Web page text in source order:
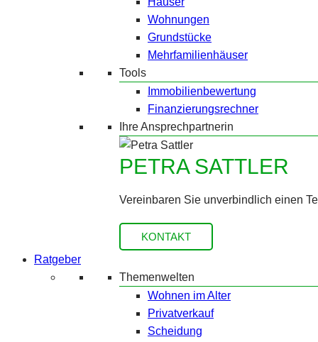
Wohnungen
Grundstücke
Mehrfamilienhäuser
Tools
Immobilienbewertung
Finanzierungsrechner
Ihre Ansprechpartnerin
PETRA SATTLER
Vereinbaren Sie unverbindlich einen
KONTAKT
Ratgeber
Themenwelten
Wohnen im Alter
Privatverkauf
Scheidung